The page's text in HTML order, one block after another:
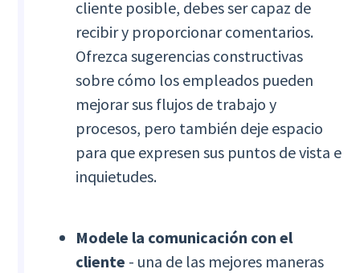
cliente posible, debes ser capaz de
recibir y proporcionar comentarios.
Ofrezca sugerencias constructivas
sobre cómo los empleados pueden
mejorar sus flujos de trabajo y
procesos, pero también deje espacio
para que expresen sus puntos de vista e
inquietudes.
Modele la comunicación con el
cliente - una de las mejores maneras